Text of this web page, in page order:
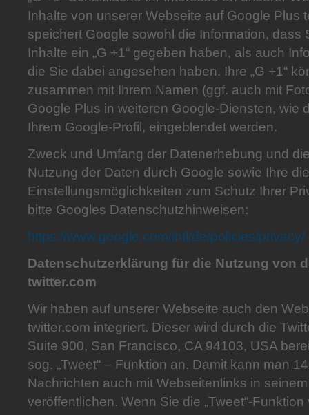
Inhalte von unserer Webseite auf Google Plus
speichert Google sowohl die Information, dass
Inhalte ein „G +1“ gegeben haben, als auch
die Sie dabei angesehen haben. Ihre „G +1“
zusammen mit Ihrem Namen (ggf. auch mit
Google Plus in weiteren Google-Diensten, wie
Ihrem Google-Profil, eingeblendet werden.
Zweck und Umfang der Datenerhebung und
Nutzung der Daten durch Google sowie Ihre
Einstellungsmöglichkeiten zum Schutz Ihrer
bitte Googles Datenschutzhinweisen:
https://www.google.com/intl/de/policies/privacy/
Datenschutzerklärung für die Nutzung von
twitter.com
Wir haben auf unserer Webseite auch den
twitter.com integriert. Dieser wird durch die
Suite 900, San Francisco, CA 94103, USA
sog. „Tweet“ – Funktion an. Damit kann man
Nachrichten auch mit Webseitenlinks in
veröffentlichen. Wenn Sie die „Tweet“-